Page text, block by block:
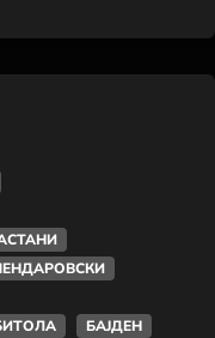
БАЈДЕН